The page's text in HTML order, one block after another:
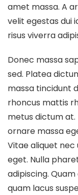
amet massa. A
velit egestas dui
risus viverra
Donec massa
sed. Platea
massa tincidunt
rhoncus mattis
metus dictum
ornare massa
Vitae aliquet
eget. Nulla
adipiscing.
quam lacus